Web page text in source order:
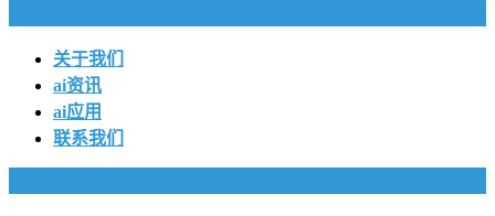
关于我们
ai资讯
ai应用
联系我们